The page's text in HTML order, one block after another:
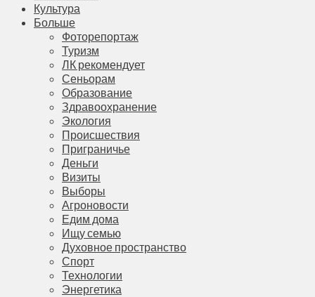
Культура
Больше
Фоторепортаж
Туризм
ЛК рекомендует
Сеньорам
Образование
Здравоохранение
Экология
Происшествия
Приграничье
Деньги
Визиты
Выборы
Агроновости
Едим дома
Ищу семью
Духовное пространство
Спорт
Технологии
Энергетика